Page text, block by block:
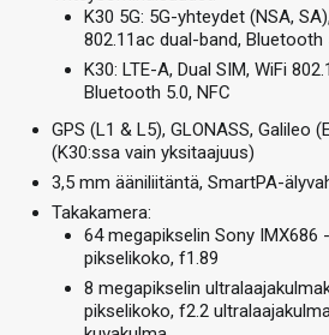
K30 5G: 5G-yhteydet (NSA,
802.11ac dual-band, Bluetooth
K30: LTE-A, Dual SIM, WiFi
Bluetooth 5.0, NFC
GPS (L1 & L5), GLONASS, Galileo
(K30:ssa vain yksitaajuus)
3,5 mm ääniliitäntä, SmartPA-
Takakamera:
64 megapikselin Sony IMX686
pikselikoko, f1.89
8 megapikselin
pikselikoko, f2.2